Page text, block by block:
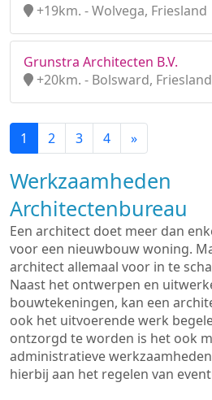
+19km. - Wolvega, Friesland
Grunstra Architecten B.V.
+20km. - Bolsward, Friesland
1 2 3 4 »
Werkzaamheden
Architectenbureau
Een architect doet meer dan
voor een nieuwbouw woning.
architect allemaal voor in te
Naast het ontwerpen en
bouwtekeningen, kan een
ook het uitvoerende werk
ontzorgd te worden is het ook
administratieve
hierbij aan het regelen van